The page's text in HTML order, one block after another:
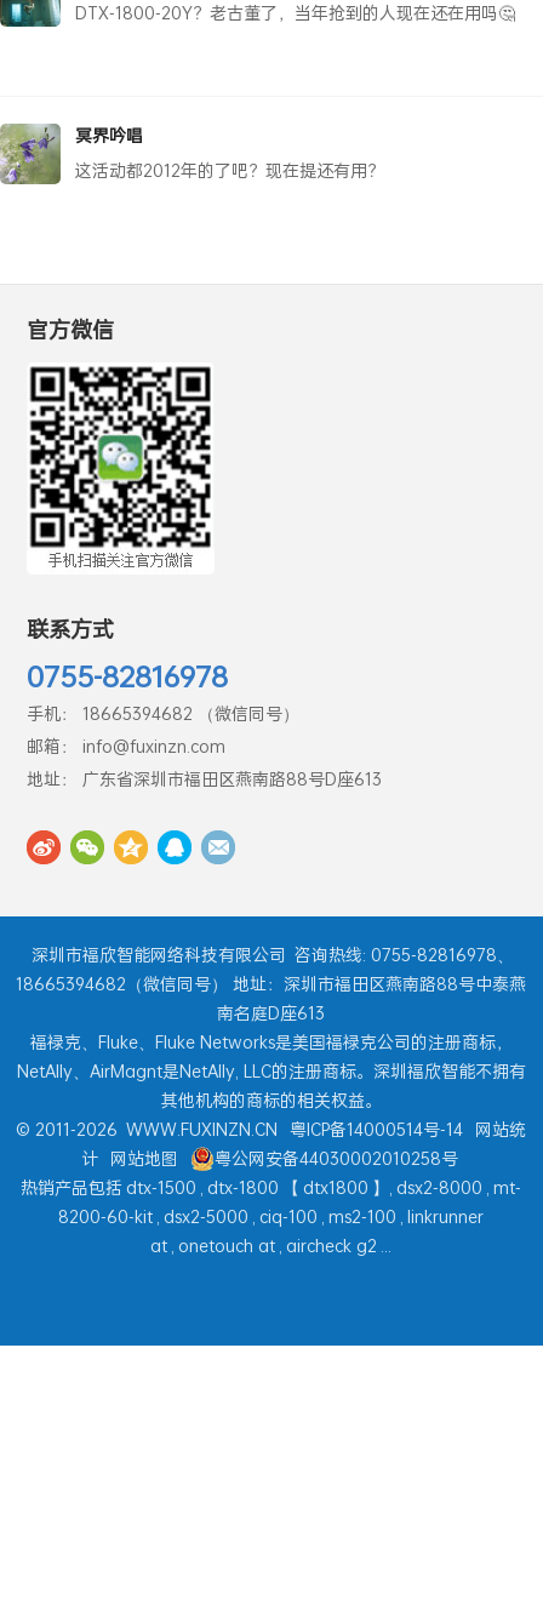
DTX-1800-20Y？老古董了，当年抢到的人现在还在用吗🤔
冥界吟唱
这活动都2012年的了吧？现在提还有用？
官方微信
联系方式
0755-82816978
手机： 18665394682 （微信同号）
邮箱： info@fuxinzn.com
地址： 广东省深圳市福田区燕南路88号D座613
深圳市福欣智能网络科技有限公司 咨询热线: 0755-82816978、
18665394682（微信同号） 地址：深圳市福田区燕南路88号中泰燕
南名庭D座613
福禄克、Fluke、Fluke Networks是美国福禄克公司的注册商标，
NetAlly、AirMagnt是NetAlly, LLC的注册商标。深圳福欣智能不拥有
其他机构的商标的相关权益。
© 2011-2026 WWW.FUXINZN.CN 粤ICP备14000514号-14 网站统
计 网站地图
粤公网安备44030002010258号
热销产品包括 dtx-1500 , dtx-1800 【 dtx1800 】, dsx2-8000 , mt-
8200-60-kit , dsx2-5000 , ciq-100 , ms2-100 , linkrunner
at , onetouch at , aircheck g2 ...